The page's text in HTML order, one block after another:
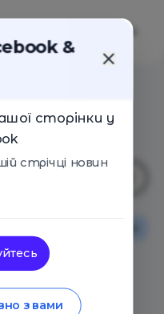
обирали
року
&
сторінки у
стрічці новин
з вами